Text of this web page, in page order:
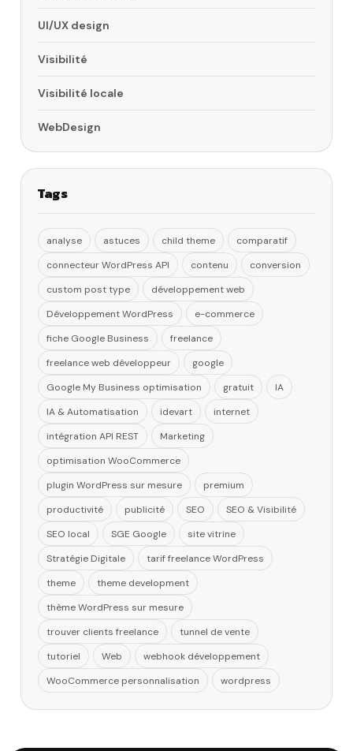
UI/UX design
Visibilité
Visibilité locale
WebDesign
Tags
analyse astuces child theme
comparatif
connecteur WordPress API
contenu
conversion
custom post type
développement web
Développement WordPress
e-commerce
fiche Google Business
freelance
freelance web développeur
google
Google My Business optimisation
gratuit
IA
IA & Automatisation
idevart
internet
intégration API REST
Marketing
optimisation WooCommerce
plugin WordPress sur mesure
premium
productivité
publicité SEO
SEO & Visibilité
SEO local
SGE Google
site vitrine
Stratégie Digitale
tarif freelance WordPress
theme
theme development
thème WordPress sur mesure
trouver clients freelance
tunnel de vente
tutoriel
Web
webhook développement
WooCommerce personnalisation
wordpress